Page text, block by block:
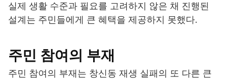
실제 생활 수준과 필요를 고려하지 않은 채 진행된
설계는 주민들에게 큰 혜택을 제공하지 못했다.
주민 참여의 부재
주민 참여의 부재는 창신동 재생 실패의 또 다른 큰